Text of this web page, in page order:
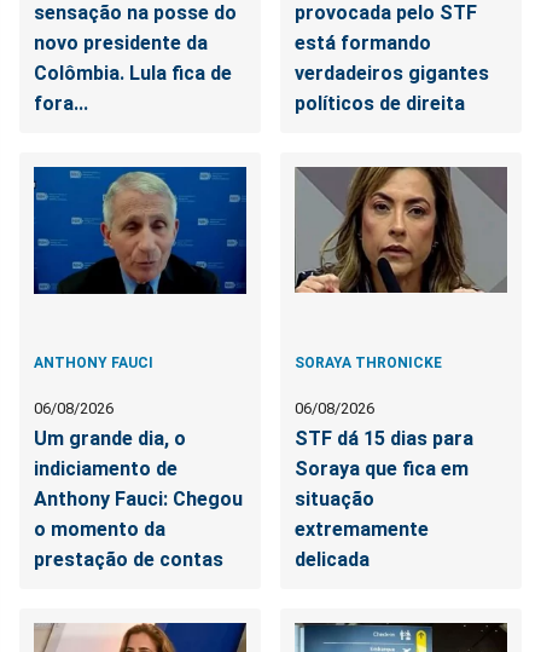
sensação na posse do
novo presidente da
Colômbia. Lula fica de
fora...
provocada pelo STF
está formando
verdadeiros gigantes
políticos de direita
ANTHONY FAUCI
06/08/2026
Um grande dia, o
indiciamento de
Anthony Fauci: Chegou
o momento da
prestação de contas
SORAYA THRONICKE
06/08/2026
STF dá 15 dias para
Soraya que fica em
situação
extremamente
delicada